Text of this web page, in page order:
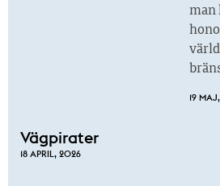
man
19
Vägpirater
18 APRIL, 2026